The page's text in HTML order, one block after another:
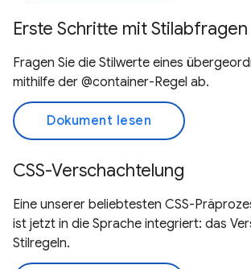
Erste Schritte mit Stilabfragen
Fragen Sie die Stilwerte eines
mithilfe der @container-Regel ab.
Dokument lesen
CSS-Verschachtelung
Eine unserer beliebtesten CSS-
ist jetzt in die Sprache integriert: das
Stilregeln.